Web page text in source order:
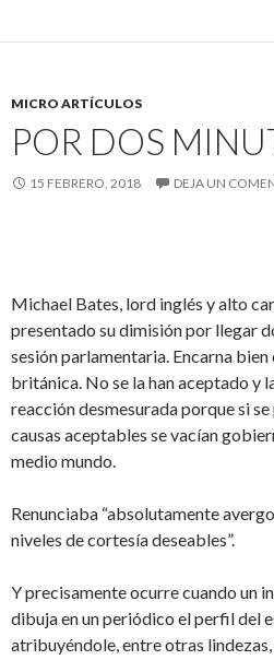
MICRO ARTÍCULOS
POR DOS
15 FEBRERO, 2018 DEJA UN
Michael Bates, lord inglés y alto
presentado su dimisión por llegar
sesión parlamentaria. Encarna
británica. No se la han aceptado y
reacción desmesurada porque si
causas aceptables se vacían
medio mundo.
Renunciaba “absolutamente
niveles de cortesía deseables”.
Y precisamente ocurre cuando un
dibuja en un periódico el perfil del
atribuyéndole, entre otras